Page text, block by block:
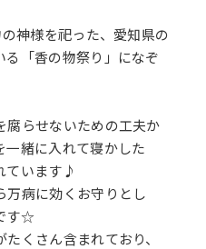
神様を祀った、愛知県の
「香の物祭り」になぞ
腐らせないための工夫か
一緒に入れて寝かした
ています♪
万病に効くお守りとし
す☆
くさん含まれており、